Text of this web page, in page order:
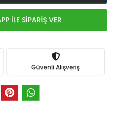
İLE SİPARİŞ VER
Güvenli Alışveriş